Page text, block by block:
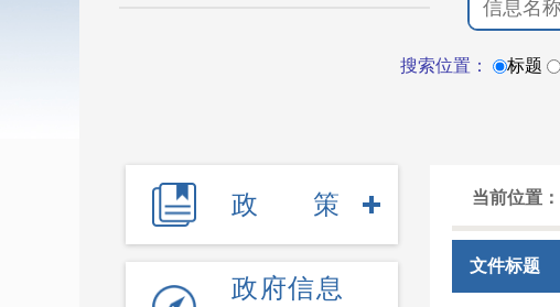
搜索位置： 标题
政策
政府信息
当前位置：
文件标题